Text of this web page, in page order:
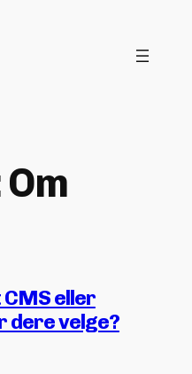
Om
eller
dere velge?